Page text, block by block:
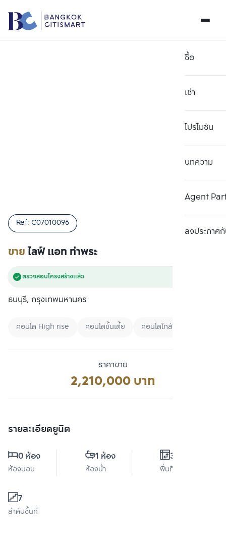
ซื้อ
เช่า
โปรโมชัน
บทความ
Agent
ลงประกาศกั
ขายไลฟ์ แอท ท่าพระ
Ref: C07010096
ตรวจสอบโครงสร้างแล้ว
ธนบุรี, กรุงเทพมหานคร
คอนโด High rise คอนโดชั้นเตี้ย คอนโดใกล้มหาลัย
ราคาขาย
2,210,000 บาท
รายละเอียดยูนิต
0 ห้อง
ห้องนอน
1 ห้อง
ห้องน้ำ
33 ตร.ม.
พื้นที่ใช้สอย
7
ลำดับชั้นที่
เปรียบเทียบ